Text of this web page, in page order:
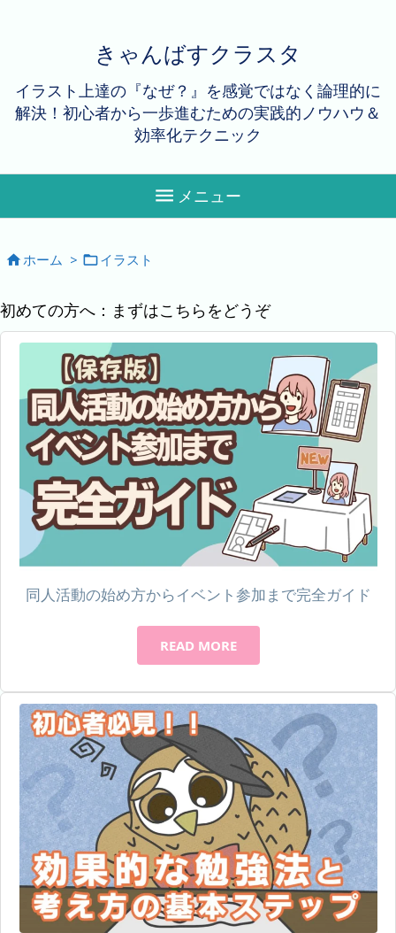
きゃんばすクラスタ
イラスト上達の『なぜ？』を感覚ではなく論理的に
解決！初心者から一歩進むための実践的ノウハウ＆
効率化テクニック
メニュー
ホーム > イラスト
初めての方へ：まずはこちらをどうぞ
同人活動の始め方からイベント参加まで完全ガイド
READ MORE